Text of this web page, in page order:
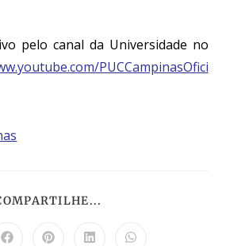
pelo canal da Universidade no
PUCCampinasOfici